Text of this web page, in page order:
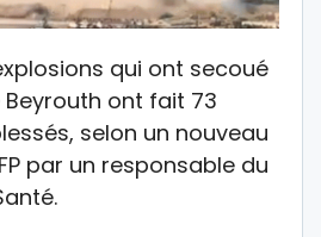
qui ont secoué
ont fait 73
selon un nouveau
par un responsable du